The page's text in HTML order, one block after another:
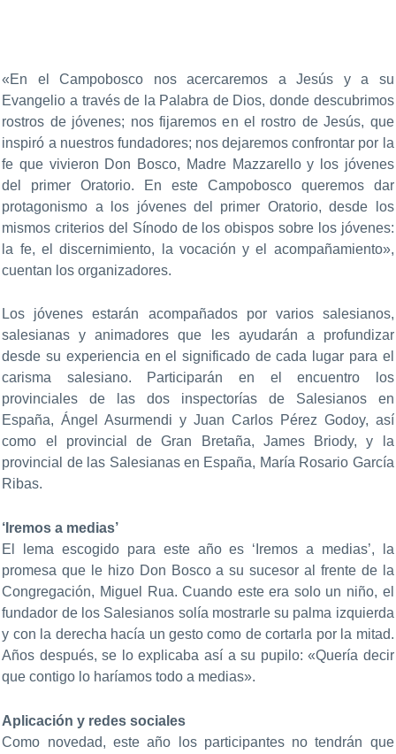
«En el Campobosco nos acercaremos a Jesús y a su
Evangelio a través de la Palabra de Dios, donde descubrimos
rostros de jóvenes; nos fijaremos en el rostro de Jesús, que
inspiró a nuestros fundadores; nos dejaremos confrontar por la
fe que vivieron Don Bosco, Madre Mazzarello y los jóvenes
del primer Oratorio. En este Campobosco queremos dar
protagonismo a los jóvenes del primer Oratorio, desde los
mismos criterios del Sínodo de los obispos sobre los jóvenes:
la fe, el discernimiento, la vocación y el acompañamiento»,
cuentan los organizadores.
Los jóvenes estarán acompañados por varios salesianos,
salesianas y animadores que les ayudarán a profundizar
desde su experiencia en el significado de cada lugar para el
carisma salesiano. Participarán en el encuentro los
provinciales de las dos inspectorías de Salesianos en
España, Ángel Asurmendi y Juan Carlos Pérez Godoy, así
como el provincial de Gran Bretaña, James Briody, y la
provincial de las Salesianas en España, María Rosario García
Ribas.
‘Iremos a medias’
El lema escogido para este año es ‘Iremos a medias’, la
promesa que le hizo Don Bosco a su sucesor al frente de la
Congregación, Miguel Rua. Cuando este era solo un niño, el
fundador de los Salesianos solía mostrarle su palma izquierda
y con la derecha hacía un gesto como de cortarla por la mitad.
Años después, se lo explicaba así a su pupilo: «Quería decir
que contigo lo haríamos todo a medias».
Aplicación y redes sociales
Como novedad, este año los participantes no tendrán que